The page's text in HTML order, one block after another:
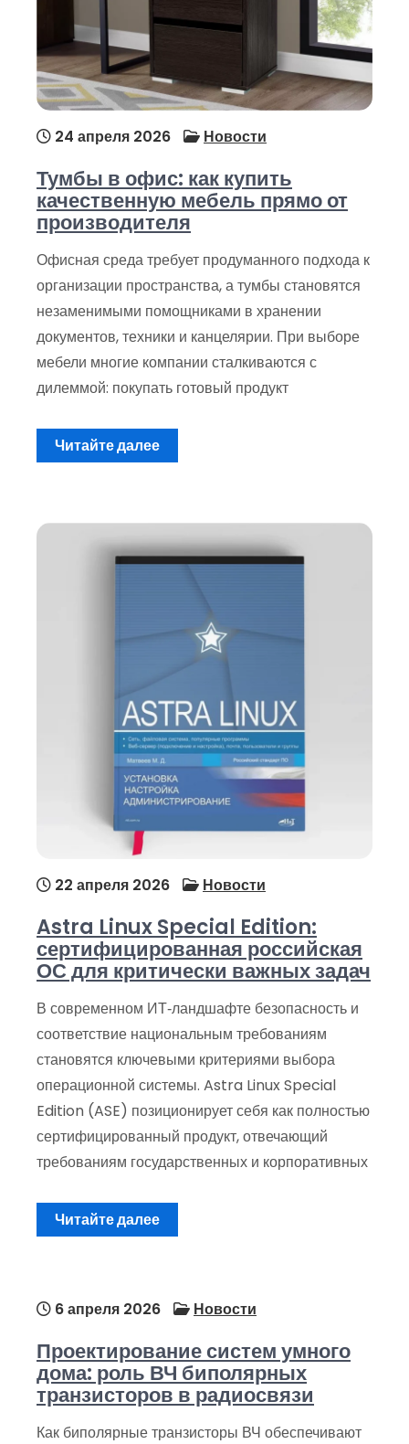
24 апреля 2026 Новости
Тумбы в офис: как купить
качественную мебель прямо от
производителя
Офисная среда требует продуманного подхода к
организации пространства, а тумбы становятся
незаменимыми помощниками в хранении
документов, техники и канцелярии. При выборе
мебели многие компании сталкиваются с
дилеммой: покупать готовый продукт
Читайте далее
22 апреля 2026 Новости
Astra Linux Special Edition:
сертифицированная российская
ОС для критически важных задач
В современном ИТ‑ландшафте безопасность и
соответствие национальным требованиям
становятся ключевыми критериями выбора
операционной системы. Astra Linux Special
Edition (ASE) позиционирует себя как полностью
сертифицированный продукт, отвечающий
требованиям государственных и корпоративных
Читайте далее
6 апреля 2026 Новости
Проектирование систем умного
дома: роль ВЧ биполярных
транзисторов в радиосвязи
Как биполярные транзисторы ВЧ обеспечивают